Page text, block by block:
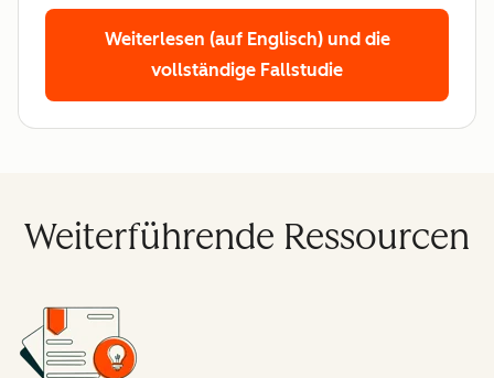
Weiterlesen (auf Englisch) und die
vollständige Fallstudie
Weiterführende Ressourcen